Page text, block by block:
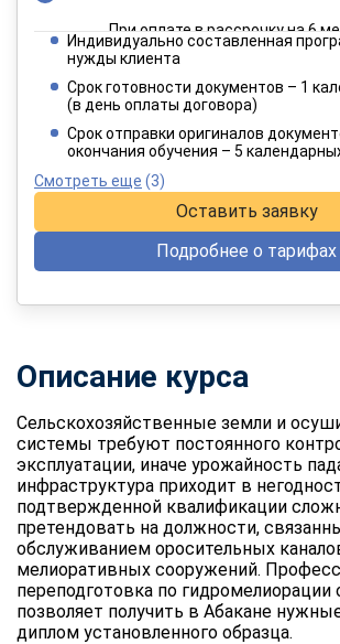
При оплате в рассрочку на 6
4 949 руб. /
При оплате в рассрочку на 12
Индивидуально составленная
нужды клиента
Срок готовности документов – 1
(в день оплаты договора)
Срок отправки оригиналов
окончания обучения – 5
Смотреть еще (3)
Оставить заявку
Подробнее о тарифах
Описание курса
Сельскохозяйственные земли и
системы требуют постоянного
эксплуатации, иначе урожайность
инфраструктура приходит в
подтвержденной квалификации
претендовать на должности,
обслуживанием оросительных
мелиоративных сооружений.
переподготовка по
позволяет получить в Абакане
диплом установленного образца.